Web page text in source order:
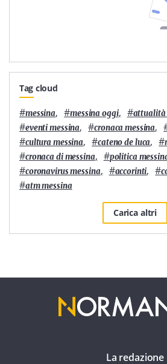
Tag cloud
#messina, #messina oggi, #attualità
#eventi messina, #cronaca messina,
#cultura messina, #cateno de luca, #
#cronaca di messina, #politica
#coronavirus messina, #accorinti, #
#atm messina
Carica altri
La redazione